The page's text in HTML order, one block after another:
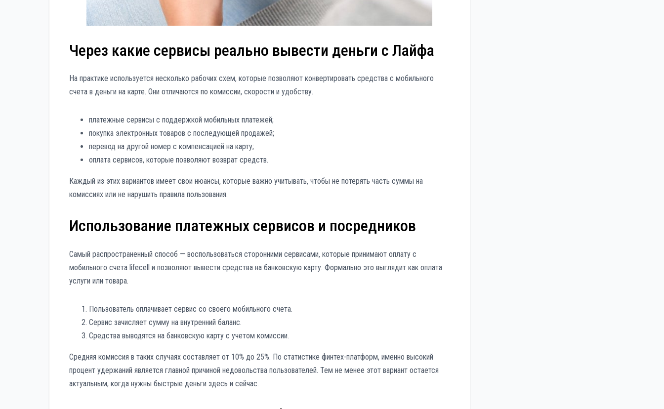
Через какие сервисы реально вывести деньги с Лайфа
На практике используется несколько рабочих схем, которые позволяют конвертировать средства с мобильного
счета в деньги на карте. Они отличаются по комиссии, скорости и удобству.
платежные сервисы с поддержкой мобильных платежей;
покупка электронных товаров с последующей продажей;
перевод на другой номер с компенсацией на карту;
оплата сервисов, которые позволяют возврат средств.
Каждый из этих вариантов имеет свои нюансы, которые важно учитывать, чтобы не потерять часть суммы на
комиссиях или не нарушить правила пользования.
Использование платежных сервисов и посредников
Самый распространенный способ — воспользоваться сторонними сервисами, которые принимают оплату с
мобильного счета lifecell и позволяют вывести средства на банковскую карту. Формально это выглядит как оплата
услуги или товара.
Пользователь оплачивает сервис со своего мобильного счета.
Сервис зачисляет сумму на внутренний баланс.
Средства выводятся на банковскую карту с учетом комиссии.
Средняя комиссия в таких случаях составляет от 10% до 25%. По статистике финтех-платформ, именно высокий
процент удержаний является главной причиной недовольства пользователей. Тем не менее этот вариант остается
актуальным, когда нужны быстрые деньги здесь и сейчас.